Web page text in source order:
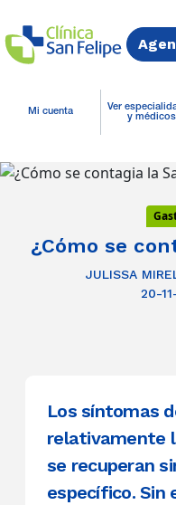
Mi cuenta
Ver
y médicos
¿Cómo se
JULISSA
20-
Los síntomas
relativamente
se recuperan
específico. Sin